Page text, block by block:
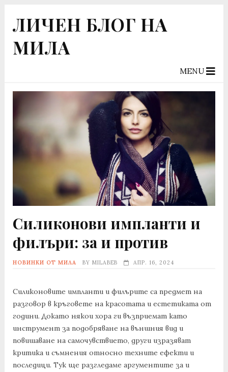
ЛИЧЕН БЛОГ НА
МИЛА
MENU
Силиконови импланти и
филъри: за и против
НОВИНКИ ОТ МИЛА BY MILABEB АПР. 16, 2024
Силиконовите импланти и филърите са предмет на
разговор в кръговете на красотата и естетиката от
години. Докато някои хора ги възприемат като
инструмент за подобряване на външния вид и
повишаване на самочувствието, други изразяват
критика и съмнения относно техните ефекти и
последици. Тук ще разгледаме аргументите за и